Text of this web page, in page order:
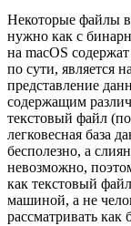
Некоторые файлы
нужно как с
на macOS
по сути, является
представление
содержащим
текстовый файл
легковесная база
бесполезно, а
невозможно,
как текстовый
машиной, а не
рассматривать как